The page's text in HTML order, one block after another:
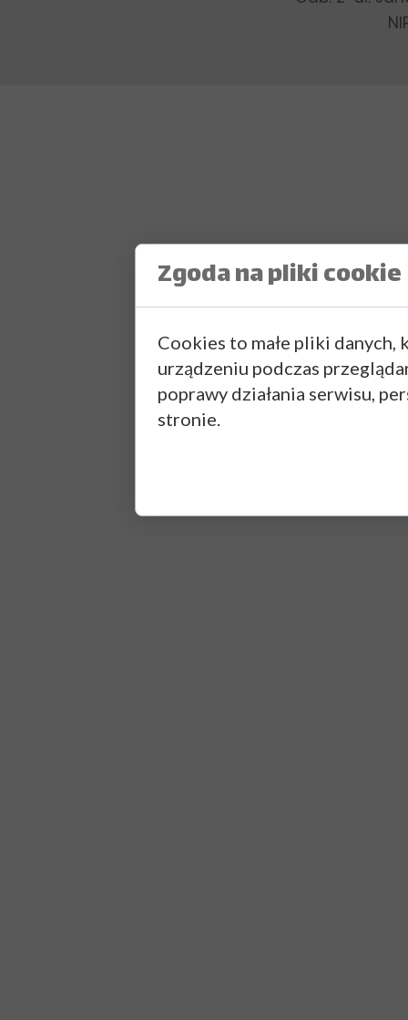
Zgoda na pliki cookie
Cookies to małe pliki danych,
urządzeniu podczas
poprawy działania serwisu,
stronie.